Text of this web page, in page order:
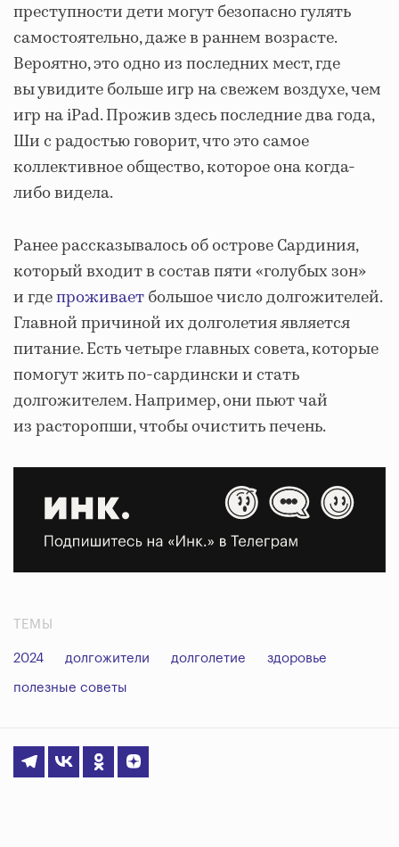
преступности дети могут безопасно гулять
самостоятельно, даже в раннем возрасте.
Вероятно, это одно из последних мест, где
вы увидите больше игр на свежем воздухе, чем
игр на iPad. Прожив здесь последние два года,
Ши с радостью говорит, что это самое
коллективное общество, которое она когда-
либо видела.
Ранее рассказывалось об острове Сардиния,
который входит в состав пяти «голубых зон»
и гдепроживаетбольшое число долгожителей.
Главной причиной их долголетия является
питание. Есть четыре главных совета, которые
помогут жить по-сардински и стать
долгожителем. Например, они пьют чай
из расторопши, чтобы очистить печень.
ТЕМЫ
2024 долгожители долголетие здоровье
полезные советы